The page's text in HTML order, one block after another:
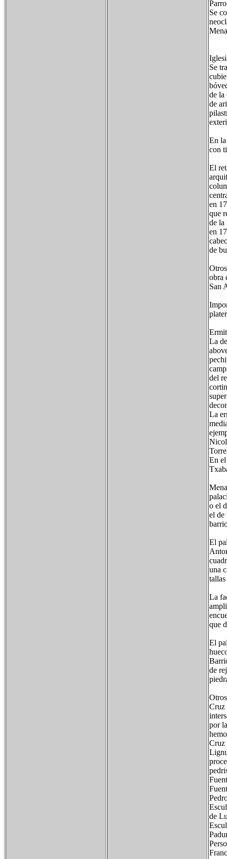
Se
Se
de la
de
En la
con
El
en
que
de la
en
de
obra
San
La
del
La
En
o el
el de
El
una
La
que
El
de
Cruz
por
Cruz
de